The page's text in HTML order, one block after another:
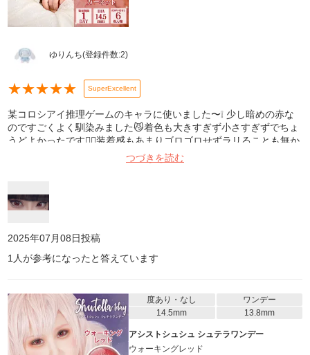
ゆりんち(登録件数:2)
★★★★★ SuperExcellent
某コロシアイ推理ゲームのキャラに使いました〜❕ 少し暗めの赤な
のですごくよく馴染みました😼着色も大きすぎず小さすぎずでちょ
うどよかったです👍🏻装着感もあまりゴロゴロせずラリることも無か
つづきを読む
2025年07月08日投稿
1 人が参考になったと答えています
度あり・なし
ワンデー
14.5mm
13.8mm
アシストシュシュ シュテラワンデー
ウォーキングレッド